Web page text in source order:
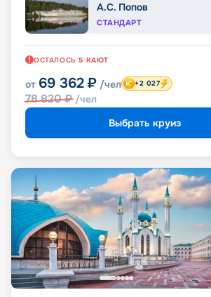
А.С. Попов
СТАНДАРТ
ОСТАЛОСЬ 5 КАЮТ
от 69 362 ₽ /чел
78 820₽ /чел
+2 027
Выбрать круиз